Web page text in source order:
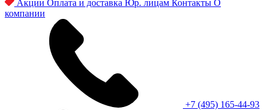
Акции Оплата и доставка Юр. лицам Контакты О
компании
+7 (495) 165-44-93